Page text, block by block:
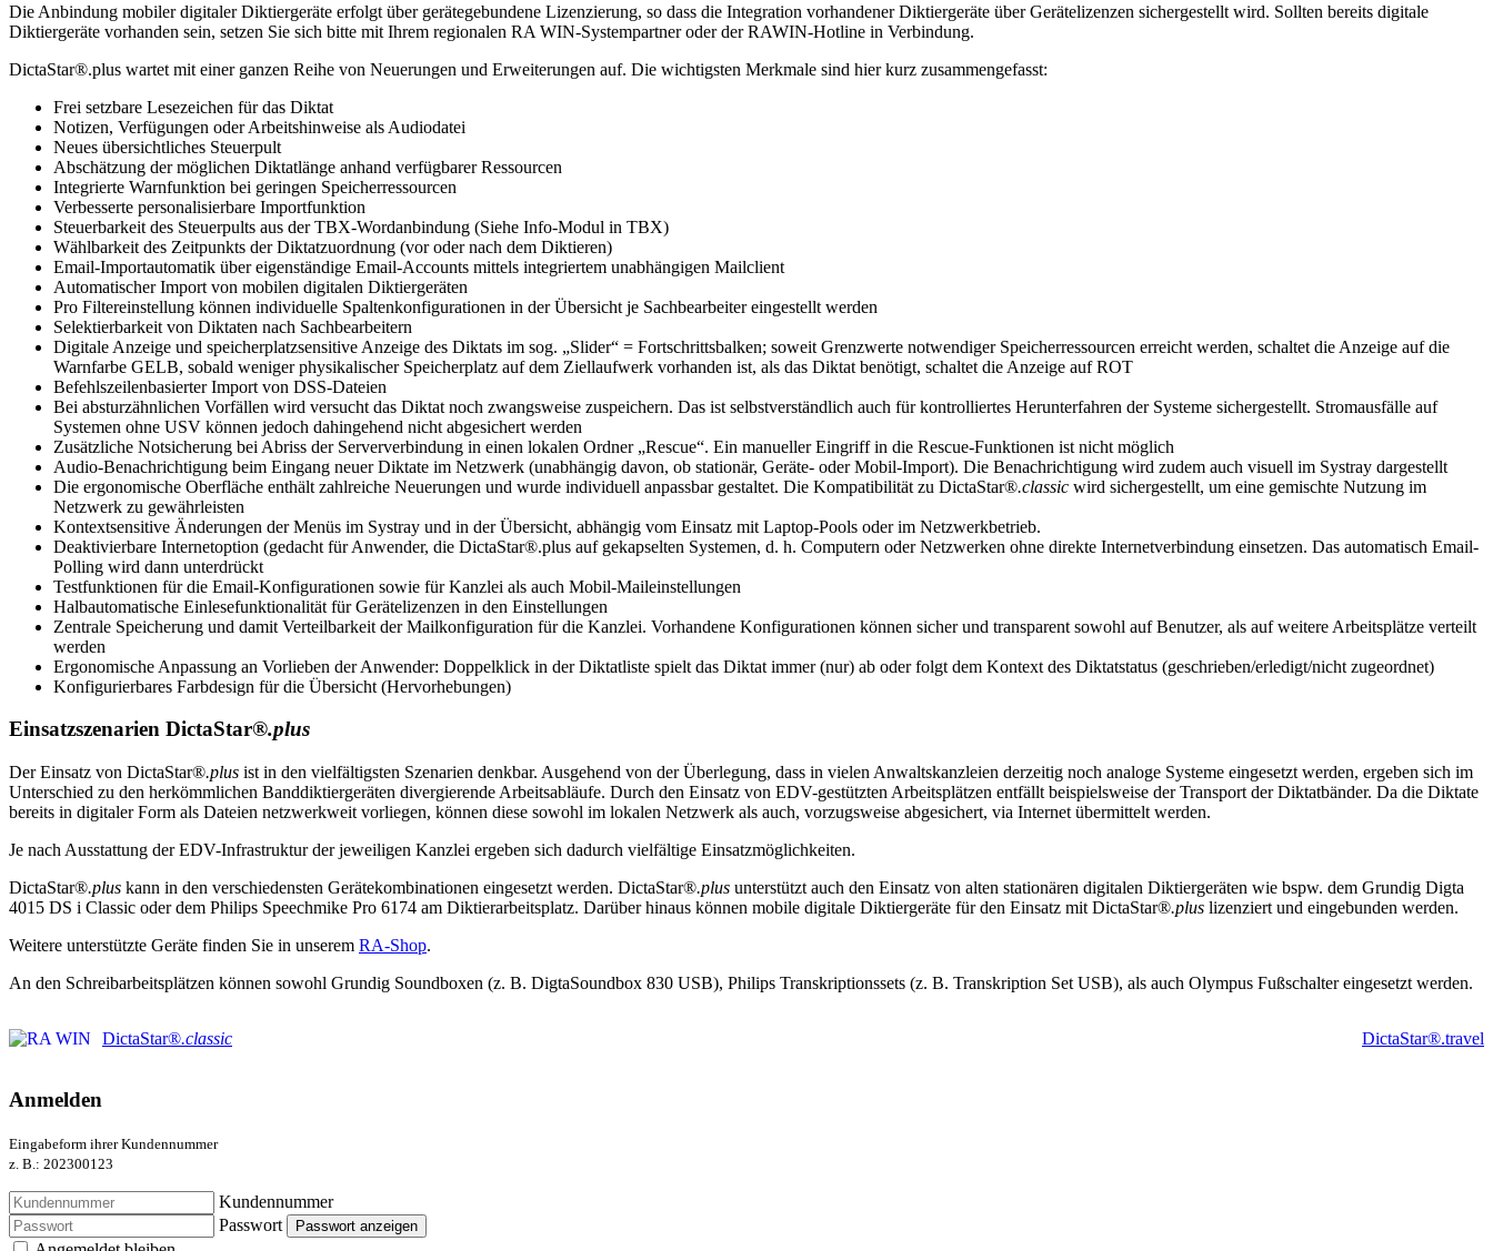
Die Anbindung mobiler digitaler Diktiergeräte erfolgt über gerätegebundene Lizenzierung, so dass die Integration vorhandener Diktiergeräte über Gerätelizenzen sichergestellt wird. Sollten bereits digitale
Diktiergeräte vorhanden sein, setzen Sie sich bitte mit Ihrem regionalen RA WIN-Systempartner oder der RAWIN-Hotline in Verbindung.
DictaStar®.plus wartet mit einer ganzen Reihe von Neuerungen und Erweiterungen auf. Die wichtigsten Merkmale sind hier kurz zusammengefasst:
Frei setzbare Lesezeichen für das Diktat
Notizen, Verfügungen oder Arbeitshinweise als Audiodatei
Neues übersichtliches Steuerpult
Abschätzung der möglichen Diktatlänge anhand verfügbarer Ressourcen
Integrierte Warnfunktion bei geringen Speicherressourcen
Verbesserte personalisierbare Importfunktion
Steuerbarkeit des Steuerpults aus der TBX-Wordanbindung (Siehe Info-Modul in TBX)
Wählbarkeit des Zeitpunkts der Diktatzuordnung (vor oder nach dem Diktieren)
Email-Importautomatik über eigenständige Email-Accounts mittels integriertem unabhängigen Mailclient
Automatischer Import von mobilen digitalen Diktiergeräten
Pro Filtereinstellung können individuelle Spaltenkonfigurationen in der Übersicht je Sachbearbeiter eingestellt werden
Selektierbarkeit von Diktaten nach Sachbearbeitern
Digitale Anzeige und speicherplatzsensitive Anzeige des Diktats im sog. „Slider“ = Fortschrittsbalken; soweit Grenzwerte notwendiger Speicherressourcen erreicht werden, schaltet die Anzeige auf die
Warnfarbe GELB, sobald weniger physikalischer Speicherplatz auf dem Ziellaufwerk vorhanden ist, als das Diktat benötigt, schaltet die Anzeige auf ROT
Befehlszeilenbasierter Import von DSS-Dateien
Bei absturzähnlichen Vorfällen wird versucht das Diktat noch zwangsweise zuspeichern. Das ist selbstverständlich auch für kontrolliertes Herunterfahren der Systeme sichergestellt. Stromausfälle auf
Systemen ohne USV können jedoch dahingehend nicht abgesichert werden
Zusätzliche Notsicherung bei Abriss der Serververbindung in einen lokalen Ordner „Rescue“. Ein manueller Eingriff in die Rescue-Funktionen ist nicht möglich
Audio-Benachrichtigung beim Eingang neuer Diktate im Netzwerk (unabhängig davon, ob stationär, Geräte- oder Mobil-Import). Die Benachrichtigung wird zudem auch visuell im Systray dargestellt
Die ergonomische Oberfläche enthält zahlreiche Neuerungen und wurde individuell anpassbar gestaltet. Die Kompatibilität zu DictaStar®.classic wird sichergestellt, um eine gemischte Nutzung im
Netzwerk zu gewährleisten
Kontextsensitive Änderungen der Menüs im Systray und in der Übersicht, abhängig vom Einsatz mit Laptop-Pools oder im Netzwerkbetrieb.
Deaktivierbare Internetoption (gedacht für Anwender, die DictaStar®.plus auf gekapselten Systemen, d. h. Computern oder Netzwerken ohne direkte Internetverbindung einsetzen. Das automatisch Email-
Polling wird dann unterdrückt
Testfunktionen für die Email-Konfigurationen sowie für Kanzlei als auch Mobil-Maileinstellungen
Halbautomatische Einlesefunktionalität für Gerätelizenzen in den Einstellungen
Zentrale Speicherung und damit Verteilbarkeit der Mailkonfiguration für die Kanzlei. Vorhandene Konfigurationen können sicher und transparent sowohl auf Benutzer, als auf weitere Arbeitsplätze verteilt
werden
Ergonomische Anpassung an Vorlieben der Anwender: Doppelklick in der Diktatliste spielt das Diktat immer (nur) ab oder folgt dem Kontext des Diktatstatus (geschrieben/erledigt/nicht zugeordnet)
Konfigurierbares Farbdesign für die Übersicht (Hervorhebungen)
Einsatzszenarien DictaStar®.plus
Der Einsatz von DictaStar®.plus ist in den vielfältigsten Szenarien denkbar. Ausgehend von der Überlegung, dass in vielen Anwaltskanzleien derzeitig noch analoge Systeme eingesetzt werden, ergeben sich im
Unterschied zu den herkömmlichen Banddiktiergeräten divergierende Arbeitsabläufe. Durch den Einsatz von EDV-gestützten Arbeitsplätzen entfällt beispielsweise der Transport der Diktatbänder. Da die Diktate
bereits in digitaler Form als Dateien netzwerkweit vorliegen, können diese sowohl im lokalen Netzwerk als auch, vorzugsweise abgesichert, via Internet übermittelt werden.
Je nach Ausstattung der EDV-Infrastruktur der jeweiligen Kanzlei ergeben sich dadurch vielfältige Einsatzmöglichkeiten.
DictaStar®.plus kann in den verschiedensten Gerätekombinationen eingesetzt werden. DictaStar®.plus unterstützt auch den Einsatz von alten stationären digitalen Diktiergeräten wie bspw. dem Grundig Digta
4015 DS i Classic oder dem Philips Speechmike Pro 6174 am Diktierarbeitsplatz. Darüber hinaus können mobile digitale Diktiergeräte für den Einsatz mit DictaStar®.plus lizenziert und eingebunden werden.
Weitere unterstützte Geräte finden Sie in unserem RA-Shop.
An den Schreibarbeitsplätzen können sowohl Grundig Soundboxen (z. B. DigtaSoundbox 830 USB), Philips Transkriptionssets (z. B. Transkription Set USB), als auch Olympus Fußschalter eingesetzt werden.
DictaStar®.classic DictaStar®.travel
Anmelden
Eingabeform ihrer Kundennummer
z. B.: 202300123
Kundennummer
Passwort
Passwort anzeigen